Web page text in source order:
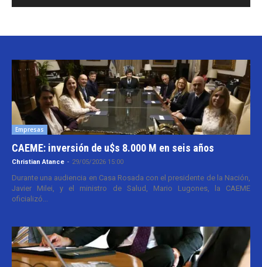
Empresas
CAEME: inversión de u$s 8.000 M en seis años
Christian Atance - 29/05/2026 15:00
Durante una audiencia en Casa Rosada con el presidente de la Nación,
Javier Milei, y el ministro de Salud, Mario Lugones, la CAEME
oficializó...